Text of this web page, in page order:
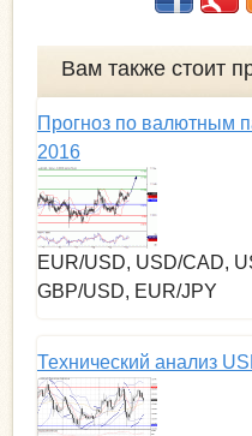
Вам также стоит
Прогноз по валютным
2016
EUR/USD, USD/CAD,
GBP/USD, EUR/JPY
Технический анализ